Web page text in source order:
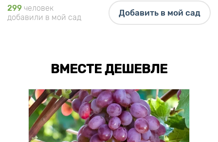
299 человек
добавили в мой сад
Добавить в мой сад
ВМЕСТЕ ДЕШЕВЛЕ